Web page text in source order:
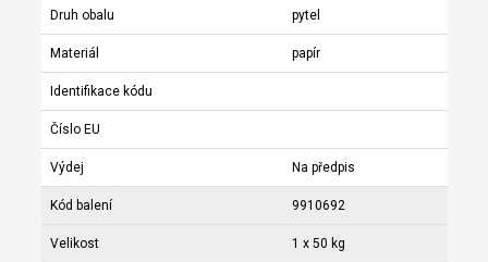
Druh obalu pytel
Materiál papír
Identifikace kódu
Číslo EU
Výdej Na předpis
Kód balení 9910692
Velikost 1 x 50 kg